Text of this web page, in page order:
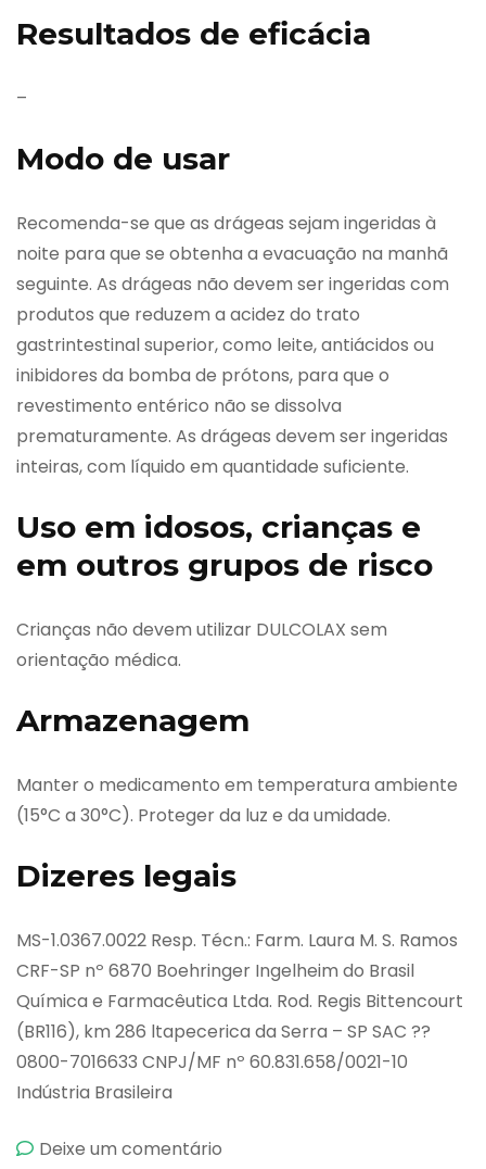
Resultados de eficácia
–
Modo de usar
Recomenda-se que as drágeas sejam ingeridas à
noite para que se obtenha a evacuação na manhã
seguinte. As drágeas não devem ser ingeridas com
produtos que reduzem a acidez do trato
gastrintestinal superior, como leite, antiácidos ou
inibidores da bomba de prótons, para que o
revestimento entérico não se dissolva
prematuramente. As drágeas devem ser ingeridas
inteiras, com líquido em quantidade suficiente.
Uso em idosos, crianças e
em outros grupos de risco
Crianças não devem utilizar DULCOLAX sem
orientação médica.
Armazenagem
Manter o medicamento em temperatura ambiente
(15°C a 30°C). Proteger da luz e da umidade.
Dizeres legais
MS-1.0367.0022 Resp. Técn.: Farm. Laura M. S. Ramos
CRF-SP nº 6870 Boehringer Ingelheim do Brasil
Química e Farmacêutica Ltda. Rod. Regis Bittencourt
(BR116), km 286 ltapecerica da Serra – SP SAC ??
0800-7016633 CNPJ/MF nº 60.831.658/0021-10
Indústria Brasileira
Deixe um comentário